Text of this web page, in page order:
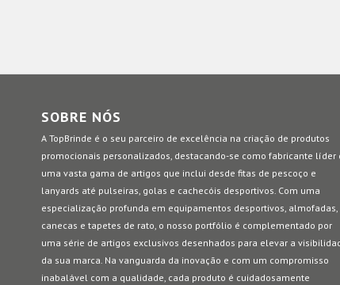
SOBRE NÓS
A TopBrinde é o seu parceiro de excelência na criação de produtos
promocionais personalizados, destacando-se como fabricante líder
uma vasta gama de artigos que inclui desde fitas de pescoço e
lanyards até pulseiras, golas e cachecóis desportivos. Com uma
especialização profunda em equipamentos desportivos, almofadas,
canecas e tapetes de rato, o nosso portfólio é complementado por
uma série de artigos exclusivos desenhados para elevar a
da sua marca. Na vanguarda da inovação e com um compromisso
inabalável com a qualidade, cada produto é cuidadosamente